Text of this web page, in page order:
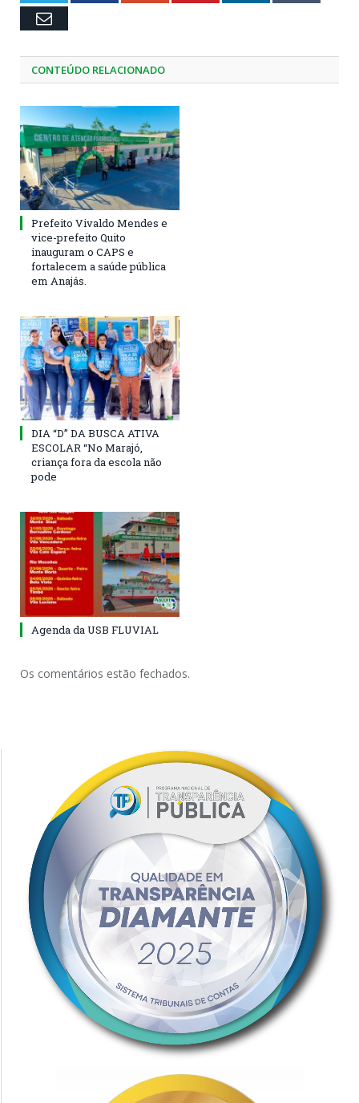
Email
CONTEÚDO RELACIONADO
Prefeito Vivaldo Mendes e
vice-prefeito Quito
inauguram o CAPS e
fortalecem a saúde pública
em Anajás.
DIA “D” DA BUSCA ATIVA
ESCOLAR “No Marajó,
criança fora da escola não
pode
Agenda da USB FLUVIAL
Os comentários estão fechados.